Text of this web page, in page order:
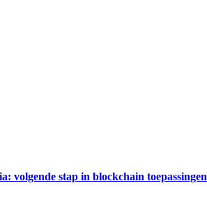
volgende stap in blockchain toepassingen